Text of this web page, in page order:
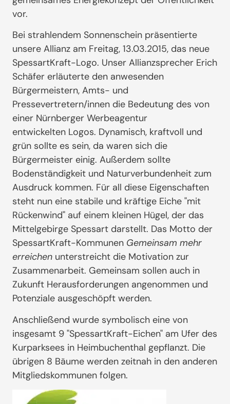
vor.
Bei strahlendem Sonnenschein präsentierte
unsere Allianz am Freitag, 13.03.2015, das neue
SpessartKraft-Logo. Unser Allianzsprecher Erich
Schäfer erläuterte den anwesenden
Bürgermeistern, Amts- und
Pressevertretern/innen die Bedeutung des von
einer Nürnberger Werbeagentur
entwickelten Logos. Dynamisch, kraftvoll und
grün sollte es sein, da waren sich die
Bürgermeister einig. Außerdem sollte
Bodenständigkeit und Naturverbundenheit zum
Ausdruck kommen. Für all diese Eigenschaften
steht nun eine stabile und kräftige Eiche "mit
Rückenwind" auf einem kleinen Hügel, der das
Mittelgebirge Spessart darstellt. Das Motto der
SpessartKraft-Kommunen Gemeinsam mehr
erreichen unterstreicht die Motivation zur
Zusammenarbeit. Gemeinsam sollen auch in
Zukunft Herausforderungen angenommen und
Potenziale ausgeschöpft werden.
Anschließend wurde symbolisch eine von
insgesamt 9 "SpessartKraft-Eichen" am Ufer des
Kurparksees in Heimbuchenthal gepflanzt. Die
übrigen 8 Bäume werden zeitnah in den anderen
Mitgliedskommunen folgen.